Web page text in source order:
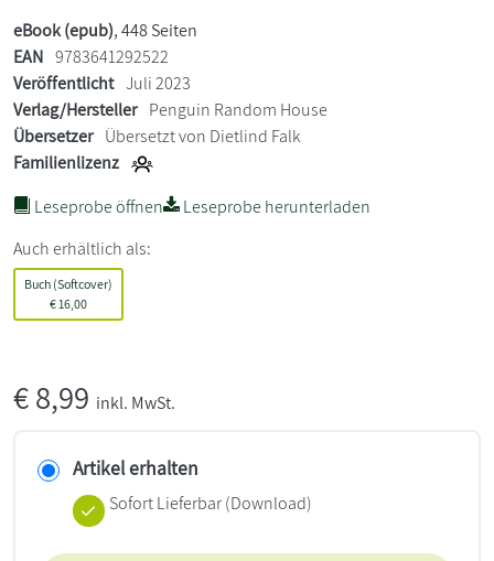
eBook (epub), 448 Seiten
EAN 9783641292522
Veröffentlicht Juli 2023
Verlag/Hersteller Penguin Random House
Übersetzer Übersetzt von Dietlind Falk
Familienlizenz
Leseprobe öffnen
Leseprobe herunterladen
Auch erhältlich als:
Buch (Softcover)
€16,00
€8,99 inkl. MwSt.
Artikel erhalten
Sofort Lieferbar (Download)